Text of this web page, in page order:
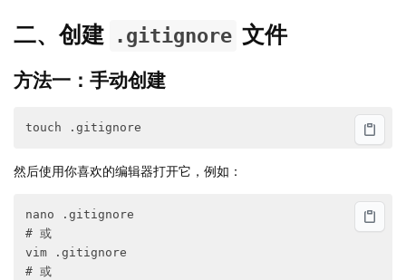
二、创建 .gitignore 文件
方法一：手动创建
然后使用你喜欢的编辑器打开它，例如：
nano .gitignore
# 或
vim .gitignore
# 或